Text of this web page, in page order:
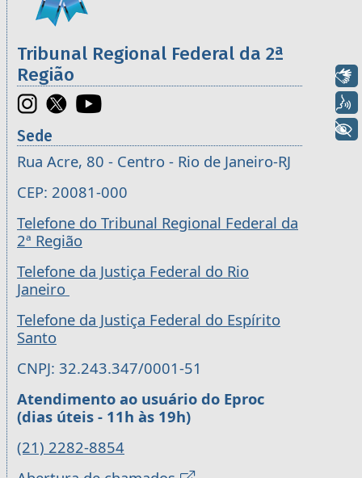
Tribunal Regional Federal da 2ª
Região
Sede
Rua Acre, 80 - Centro - Rio de Janeiro-RJ
CEP: 20081-000
Telefone do Tribunal Regional Federal da
2ª Região
Telefone da Justiça Federal do Rio
Janeiro
Telefone da Justiça Federal do Espírito
Santo
CNPJ: 32.243.347/0001-51
Atendimento ao usuário do Eproc
(dias úteis - 11h às 19h)
(21) 2282-8854